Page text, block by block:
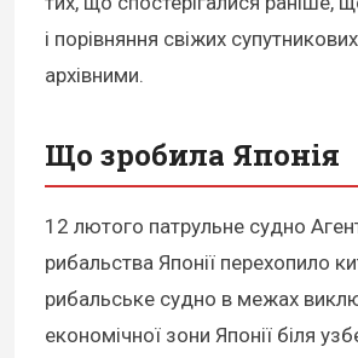
і порівняння свіжих
архівними.
Що зробила Японія
12 лютого патрульне судно
рибальства Японії перехопило
рибальське судно в межах
економічної зони Японії біля